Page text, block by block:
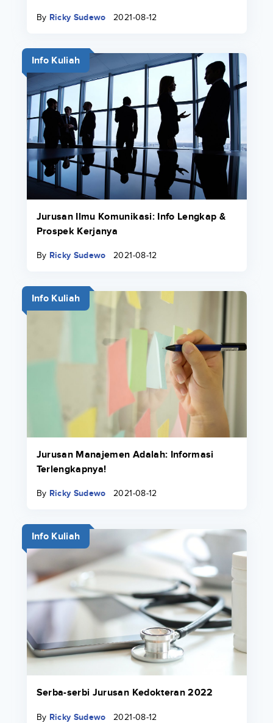
By Ricky Sudewo 2021-08-12
Info Kuliah
Jurusan Ilmu Komunikasi: Info Lengkap &
Prospek Kerjanya
By Ricky Sudewo 2021-08-12
Info Kuliah
Jurusan Manajemen Adalah: Informasi
Terlengkapnya!
By Ricky Sudewo 2021-08-12
Info Kuliah
Serba-serbi Jurusan Kedokteran 2022
By Ricky Sudewo 2021-08-12